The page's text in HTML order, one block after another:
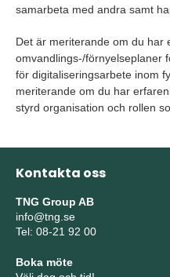
samarbeta med andra samt
Det är meriterande om du har
omvandlings-/förnyelseplaner
för digitaliseringsarbete inom
meriterande om du har
styrd organisation och rollen
Kontakta oss
TNG Group AB
info@tng.se
Tel: 08-21 92 00
Boka möte